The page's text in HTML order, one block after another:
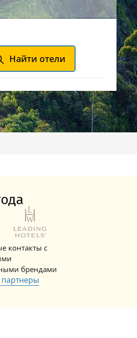
Найти отели
контакты с
брендами